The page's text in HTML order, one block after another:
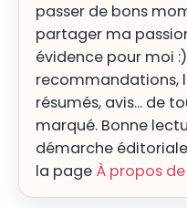
passer de bons
partager ma
évidence pour moi
recommandations,
résumés, avis... de
marqué. Bonne
démarche
la page À propos